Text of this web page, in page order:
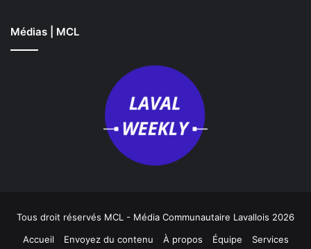
Médias | MCL
Tous droit réservés MCL - Média Communautaire Lavallois 2026
Accueil
Envoyez du contenu À propos Équipe
Services